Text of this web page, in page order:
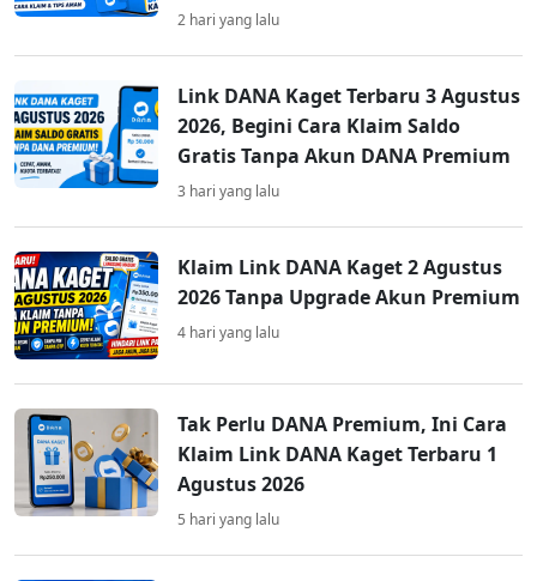
2 hari yang lalu
Link DANA Kaget Terbaru 3 Agustus
2026, Begini Cara Klaim Saldo
Gratis Tanpa Akun DANA Premium
3 hari yang lalu
Klaim Link DANA Kaget 2 Agustus
2026 Tanpa Upgrade Akun Premium
4 hari yang lalu
Tak Perlu DANA Premium, Ini Cara
Klaim Link DANA Kaget Terbaru 1
Agustus 2026
5 hari yang lalu